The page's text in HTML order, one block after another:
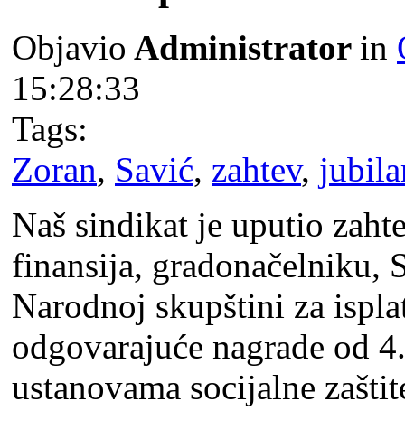
Objavio Administrator in
15:28:33
Tags:
Zoran, Savić, zahtev,
Naš sindikat je uputio
finansija, gradonačelniku,
Narodnoj skupštini za
odgovarajuće nagrade od
ustanovama socijalne